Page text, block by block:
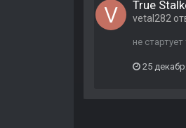
True
vetal282
не
25